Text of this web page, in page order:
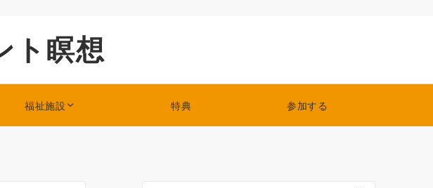
瞑想
福祉施設 特典 参加する